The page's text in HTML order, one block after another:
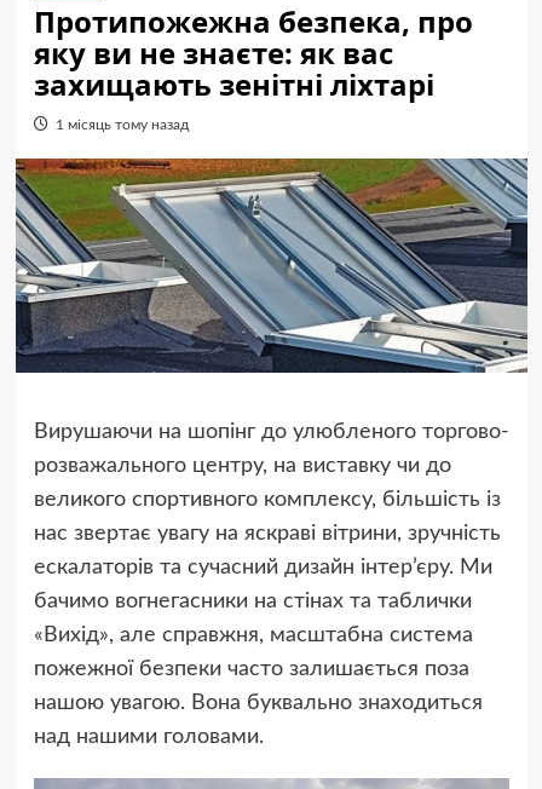
Протипожежна безпека, про
яку ви не знаєте: як вас
захищають зенітні ліхтарі
1 місяць тому назад
Вирушаючи на шопінг до улюбленого торгово-
розважального центру, на виставку чи до
великого спортивного комплексу, більшість із
нас звертає увагу на яскраві вітрини, зручність
ескалаторів та сучасний дизайн інтер’єру. Ми
бачимо вогнегасники на стінах та таблички
«Вихід», але справжня, масштабна система
пожежної безпеки часто залишається поза
нашою увагою. Вона буквально знаходиться
над нашими головами.